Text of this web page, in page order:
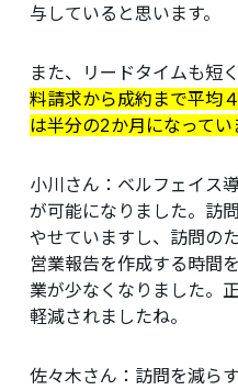
与していると思います。
また、リードタイムも短
料請求から成約まで平均
は半分の2か月になってい
小川さん： ベルフェイス
が可能になりました。訪
やせていますし、訪問の
営業報告を作成する時間
業が少なくなりました。
軽減されましたね。
佐々木さん： 訪問を減ら